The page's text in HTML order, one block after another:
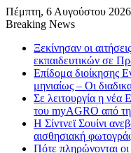
Πέμπτη, 6 Αυγούστου 2026
Breaking News
Ξεκίνησαν οι
εκπαιδευτικών σε
Επίδομα διοίκησης
μηνιαίως – Οι
Σε λειτουργία η νέα
του myAGRO από
Η Σίντνεϊ Σουίνι
αισθησιακή
Πότε πληρώνονται οι